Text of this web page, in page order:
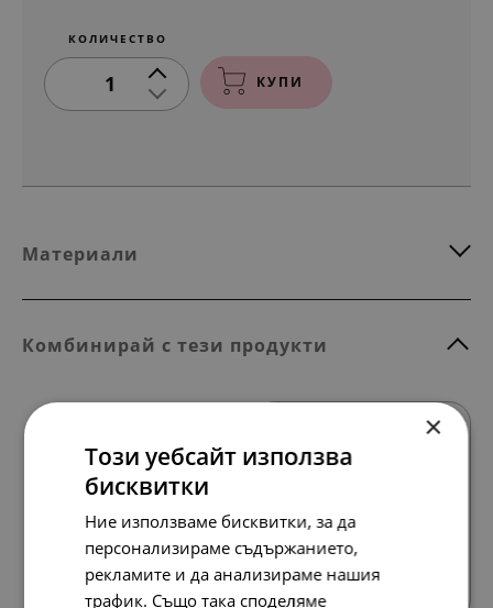
КОЛИЧЕСТВО
1 КУПИ
Материали
Комбинирай с тези продукти
Всички продукти
×
Този уебсайт използва
бисквитки
Ние използваме бисквитки, за да
персонализираме съдържанието,
рекламите и да анализираме нашия
трафик. Също така споделяме